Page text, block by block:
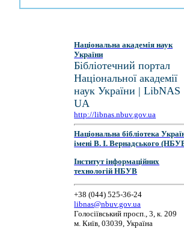
Національна академія наук
України
Бібліотечний портал
Національної академії
наук України | LibNAS
UA
http://libnas.nbuv.gov.ua
Національна бібліотека
імені В. І. Вернадського
Інститут інформаційних
технологій НБУВ
+38 (044) 525-36-24
libnas@nbuv.gov.ua
Голосіївський просп., 3, к. 209
м. Київ, 03039, Україна